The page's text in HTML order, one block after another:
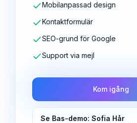
Mobilanpassad design
Kontaktformulär
SEO-grund för Google
Support via mejl
Kom igång
Se Bas-demo: Sofia Hår